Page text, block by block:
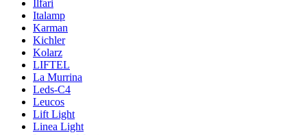
Ilfari
Italamp
Karman
Kichler
Kolarz
LIFTEL
La Murrina
Leds-C4
Leucos
Lift Light
Linea Light